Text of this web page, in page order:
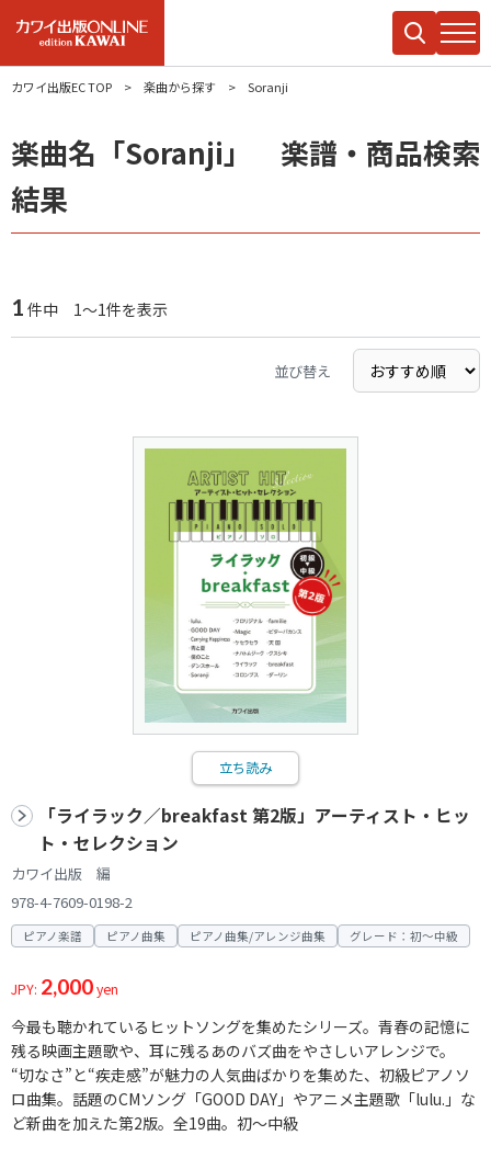
カワイ出版EC TOP 楽曲から探す Soranji
楽曲名「Soranji」 楽譜・商品検索
結果
1 件中 1～1件を表示
並び替え
立ち読み
「ライラック／breakfast 第2版」アーティスト・ヒッ
ト・セレクション
カワイ出版 編
978-4-7609-0198-2
ピアノ楽譜 ピアノ曲集 ピアノ曲集/アレンジ曲集 グレード：初～中級
JPY: 2,000yen
今最も聴かれているヒットソングを集めたシリーズ。青春の記憶に
残る映画主題歌や、耳に残るあのバズ曲をやさしいアレンジで。
“切なさ”と“疾走感”が魅力の人気曲ばかりを集めた、初級ピアノソ
ロ曲集。話題のCMソング「GOOD DAY」やアニメ主題歌「lulu.」な
ど新曲を加えた第2版。全19曲。初〜中級